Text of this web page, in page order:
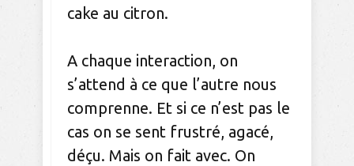
cake au citron.
A chaque interaction, on
s’attend à ce que l’autre nous
comprenne. Et si ce n’est pas le
cas on se sent frustré, agacé,
déçu. Mais on fait avec. On